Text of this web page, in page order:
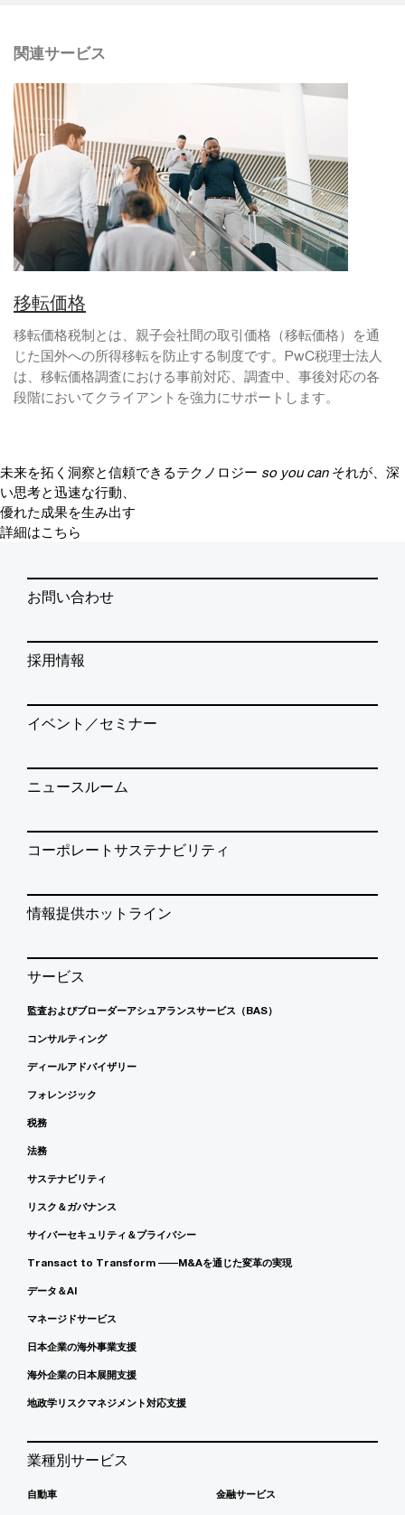
関連サービス
移転価格
移転価格税制とは、親子会社間の取引価格（移転価格）を通
じた国外への所得移転を防止する制度です。PwC税理士法人
は、移転価格調査における事前対応、調査中、事後対応の各
段階においてクライアントを強力にサポートします。
未来を拓く洞察と信頼できるテクノロジー so you can それが、深
い思考と迅速な行動、
優れた成果を生み出す
詳細はこちら
お問い合わせ
採用情報
イベント／セミナー
ニュースルーム
コーポレートサステナビリティ
情報提供ホットライン
サービス
監査およびブローダーアシュアランスサービス（BAS）
コンサルティング
ディールアドバイザリー
フォレンジック
税務
法務
サステナビリティ
リスク＆ガバナンス
サイバーセキュリティ＆プライバシー
Transact to Transform ――M&Aを通じた変革の実現
データ＆AI
マネージドサービス
日本企業の海外事業支援
海外企業の日本展開支援
地政学リスクマネジメント対応支援
業種別サービス
自動車 金融サービス